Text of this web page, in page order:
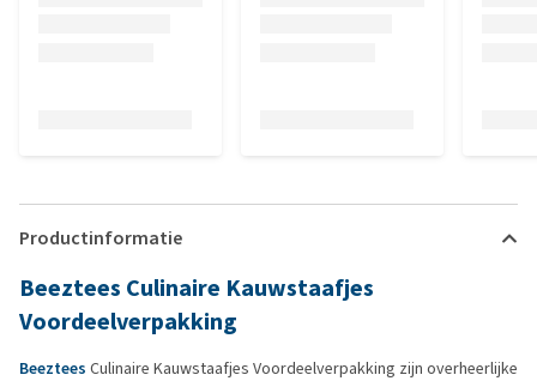
Productinformatie
Beeztees Culinaire Kauwstaafjes
Voordeelverpakking
Beeztees Culinaire Kauwstaafjes Voordeelverpakking zijn overheerlijke